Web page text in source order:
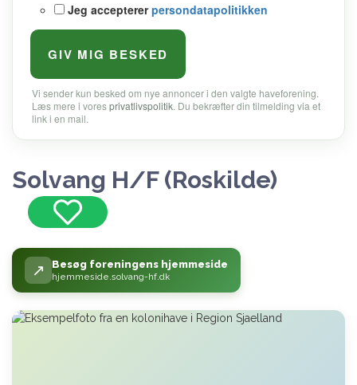
Jeg acceptererpersondatapolitikken
Vi sender kun besked om nye annoncer i den valgte haveforening.
Læs mere i voresprivatlivspolitik. Du bekræfter din tilmelding via et
link i en mail.
Solvang H/F (Roskilde)
↗ Besøg foreningens hjemmeside
hjemmeside.solvang-hf.dk